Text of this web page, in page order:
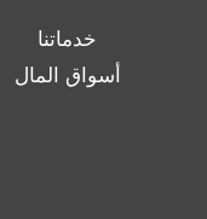
خدماتنا
أسواق المال